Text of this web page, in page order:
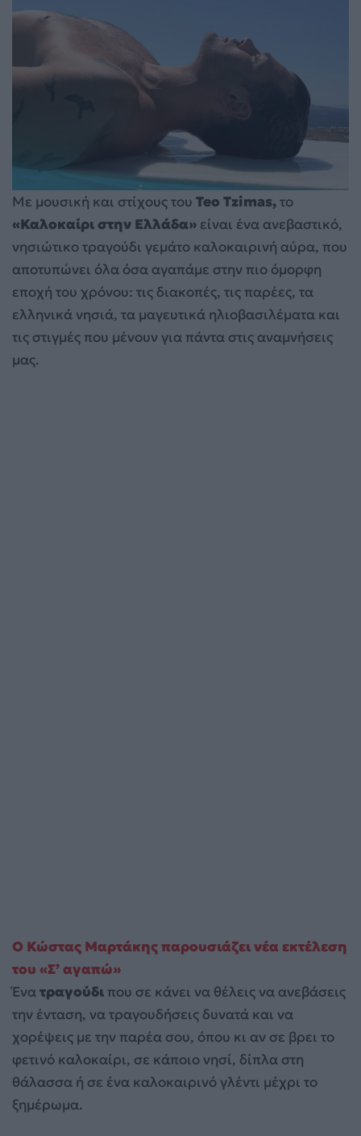
Με μουσική και στίχους του Teo Tzimas,το
«Καλοκαίρι στην Ελλάδα» είναι ένα ανεβαστικό,
νησιώτικο τραγούδι γεμάτο καλοκαιρινή αύρα, που
αποτυπώνει όλα όσα αγαπάμε στην πιο όμορφη
εποχή του χρόνου: τις διακοπές, τις παρέες, τα
ελληνικά νησιά, τα μαγευτικά ηλιοβασιλέματα και
τις στιγμές που μένουν για πάντα στις αναμνήσεις
μας.
Ο Κώστας Μαρτάκης παρουσιάζει νέα εκτέλεση
του «Σ’ αγαπώ»
Ένατραγούδι που σε κάνει να θέλεις να ανεβάσεις
την ένταση, να τραγουδήσεις δυνατά και να
χορέψεις με την παρέα σου, όπου κι αν σε βρει το
φετινό καλοκαίρι, σε κάποιο νησί, δίπλα στη
θάλασσα ή σε ένα καλοκαιρινό γλέντι μέχρι το
ξημέρωμα.